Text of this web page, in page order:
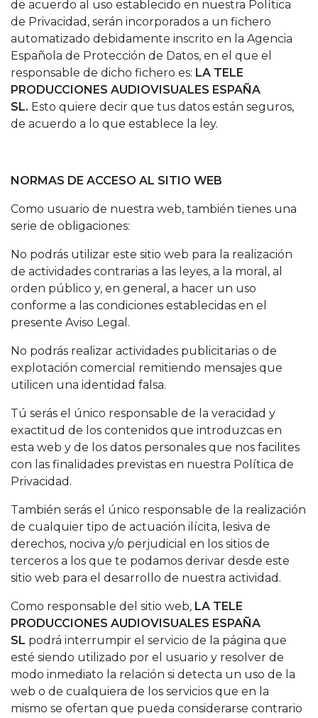
de acuerdo al uso establecido en nuestra Política
de Privacidad, serán incorporados a un fichero
automatizado debidamente inscrito en la Agencia
Española de Protección de Datos, en el que el
responsable de dicho fichero es: LA TELE
PRODUCCIONES AUDIOVISUALES ESPAÑA
SL. Esto quiere decir que tus datos están seguros,
de acuerdo a lo que establece la ley.
NORMAS DE ACCESO AL SITIO WEB
Como usuario de nuestra web, también tienes una
serie de obligaciones:
No podrás utilizar este sitio web para la realización
de actividades contrarias a las leyes, a la moral, al
orden público y, en general, a hacer un uso
conforme a las condiciones establecidas en el
presente Aviso Legal.
No podrás realizar actividades publicitarias o de
explotación comercial remitiendo mensajes que
utilicen una identidad falsa.
Tú serás el único responsable de la veracidad y
exactitud de los contenidos que introduzcas en
esta web y de los datos personales que nos facilites
con las finalidades previstas en nuestra Política de
Privacidad.
También serás el único responsable de la realización
de cualquier tipo de actuación ilícita, lesiva de
derechos, nociva y/o perjudicial en los sitios de
terceros a los que te podamos derivar desde este
sitio web para el desarrollo de nuestra actividad.
Como responsable del sitio web, LA TELE
PRODUCCIONES AUDIOVISUALES ESPAÑA
SL podrá interrumpir el servicio de la página que
esté siendo utilizado por el usuario y resolver de
modo inmediato la relación si detecta un uso de la
web o de cualquiera de los servicios que en la
mismo se ofertan que pueda considerarse contrario